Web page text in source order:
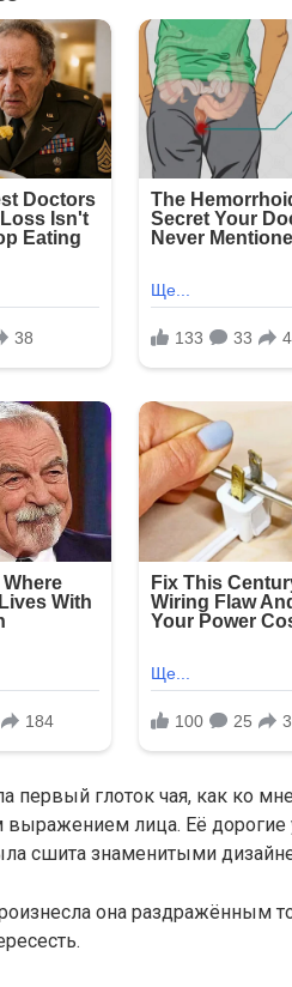
первый глоток чая, как ко
лица. Её дорогие
сшита знаменитыми
она раздражённым